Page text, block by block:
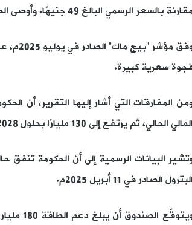
بالسعر الرسمي البالغ 49 جنيهًا. وأوصى الصندوق بالإبقاء على سياسة “تحرير سعر الصرف” لمواجهة الصدمات الاقتصادية.
سعرية كبيرة.
المالي الحالي، ثم يرتفع إلى 130 مليارًا بحلول 2027/2028م، نتيجة انخفاض الجنيه وارتفاع أسعار الطاقة عالميًّا.
البترول الصادر في 11 أبريل 2025م.